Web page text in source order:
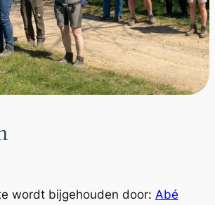
wordt bijgehouden door: Abé